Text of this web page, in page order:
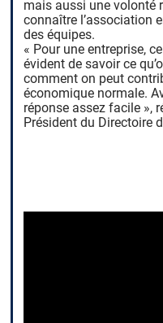
mais aussi une volonté
connaître l’association
des équipes.
« Pour une entreprise,
évident de savoir ce
comment on peut
économique normale.
réponse assez facile »,
Président du Directoire